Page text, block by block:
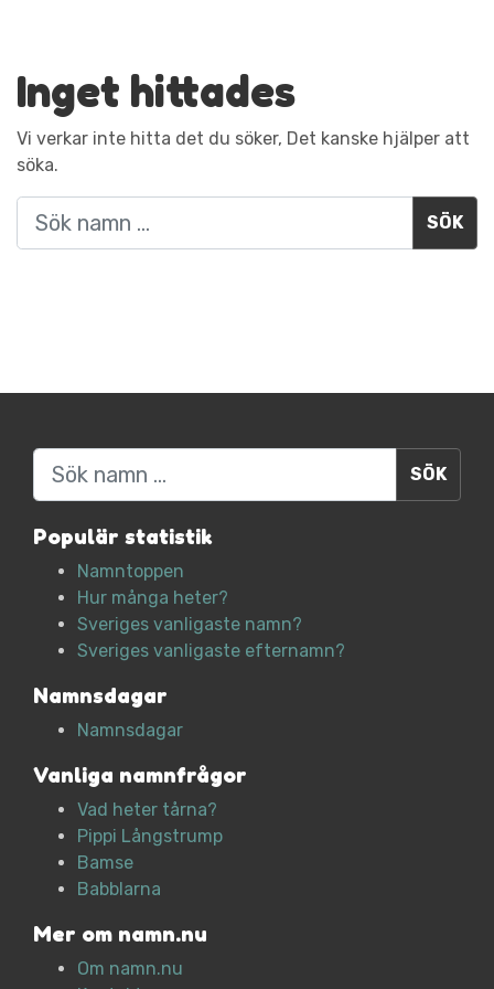
Inget hittades
Vi verkar inte hitta det du söker, Det kanske hjälper att
söka.
Sök
Populär statistik
Namntoppen
Hur många heter?
Sveriges vanligaste namn?
Sveriges vanligaste efternamn?
Namnsdagar
Namnsdagar
Vanliga namnfrågor
Vad heter tårna?
Pippi Långstrump
Bamse
Babblarna
Mer om namn.nu
Om namn.nu